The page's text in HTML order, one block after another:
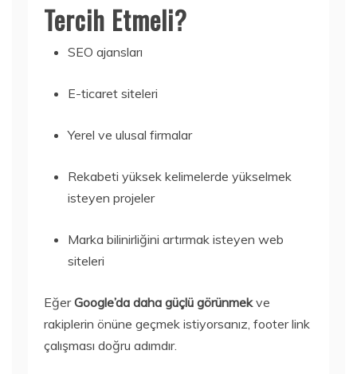
Tercih Etmeli?
SEO ajansları
E-ticaret siteleri
Yerel ve ulusal firmalar
Rekabeti yüksek kelimelerde yükselmek
isteyen projeler
Marka bilinirliğini artırmak isteyen web
siteleri
EğerGoogle’da daha güçlü görünmekve
rakiplerin önüne geçmek istiyorsanız, footer link
çalışması doğru adımdır.